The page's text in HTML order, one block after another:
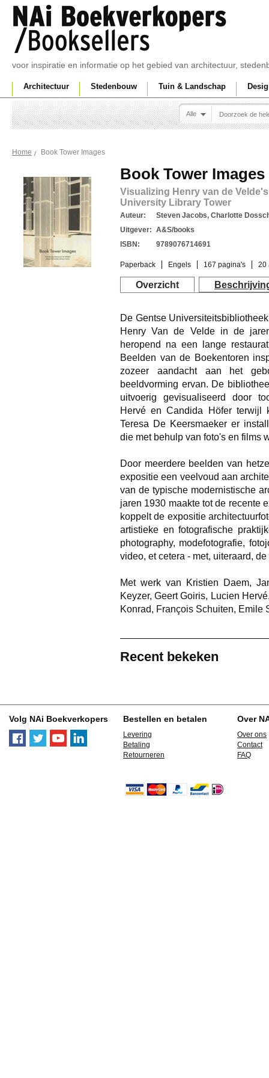
voor inspiratie en informatie op het gebied van architectuur,
Architectuur Stedenbouw Tuin & Landschap
Alle
Home Book Tower Images
Book Tower Images
Visualizing Henry van de
University Library Tower
Auteur:
Steven Jacobs, Charlotte
Uitgever: A&S/books
ISBN:
9789076714691
Paperback Engels 167 pagina's 20
Overzicht
De Gentse
Henry Van de Velde in de
heropend na een lange
Beelden van de Boekentoren
zozeer aandacht aan het
beeldvorming ervan. De
uitvoerig gevisualiseerd door
Hervé en Candida Höfer terwijl
Teresa De Keersmaeker er
die met behulp van foto's en films
Door meerdere beelden van
expositie een veelvoud aan
van de typische modernistische
jaren 1930 maakte tot de recente
koppelt de expositie
artistieke en fotografische
photography, modefotografie,
video, et cetera - met, uiteraard,
Met werk van Kristien Daem,
Keyzer, Geert Goiris, Lucien
Konrad, François Schuiten, Emile
Recent bekeken
Volg NAi Boekverkopers Bestellen en betalen
Levering
Betaling
Retourneren
Over
Over ons
Contact
FAQ